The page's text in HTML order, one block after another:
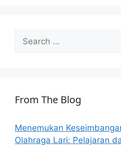
Search
for:
From The Blog
Menemukan
Olahraga Lari: Pelajaran